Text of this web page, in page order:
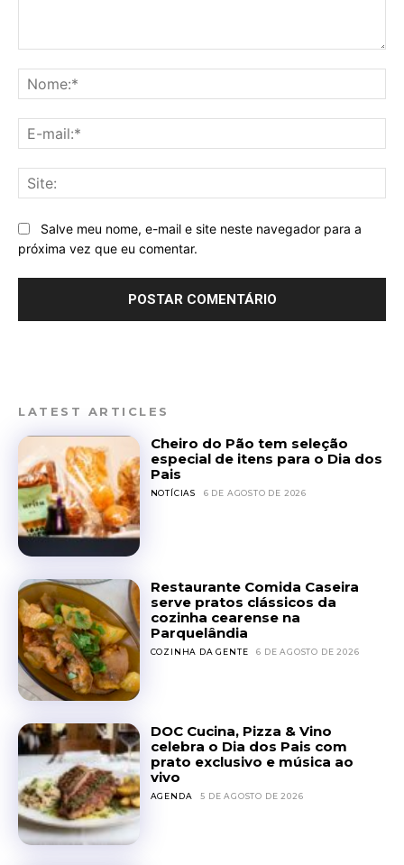
Salve meu nome, e-mail e site neste navegador para a
próxima vez que eu comentar.
LATEST ARTICLES
Cheiro do Pão tem seleção
especial de itens para o Dia dos
Pais
NOTÍCIAS 6 DE AGOSTO DE 2026
Restaurante Comida Caseira
serve pratos clássicos da
cozinha cearense na
Parquelândia
COZINHA DA GENTE 6 DE AGOSTO DE 2026
DOC Cucina, Pizza & Vino
celebra o Dia dos Pais com
prato exclusivo e música ao
vivo
AGENDA 5 DE AGOSTO DE 2026